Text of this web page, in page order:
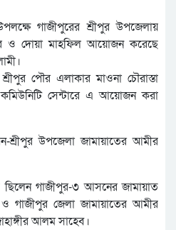
গাজীপুরের শ্রীপুর উপজেলায়
ও দোয়া মাহফিল আয়োজন করেছে
পৌর এলাকার মাওনা চৌরাস্তা
সেন্টারে এ আয়োজন করা
শ্রীপুর উপজেলা জামায়াতের আমীর
ছিলেন গাজীপুর-৩ আসনের জামায়াত
গাজীপুর জেলা জামায়াতের আমীর
আলম সাহেব।